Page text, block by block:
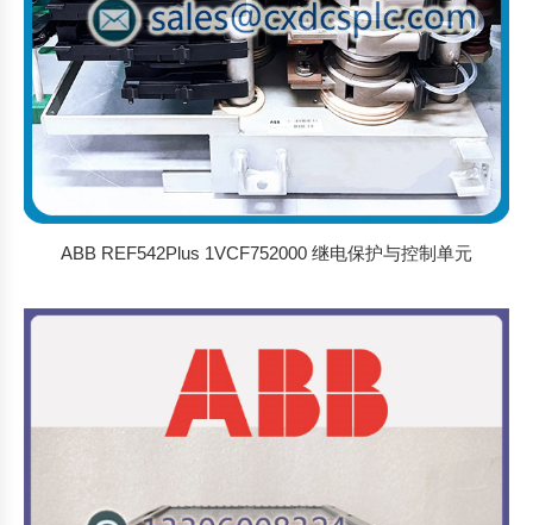
ABB REF542Plus 1VCF752000 继电保护与控制单元